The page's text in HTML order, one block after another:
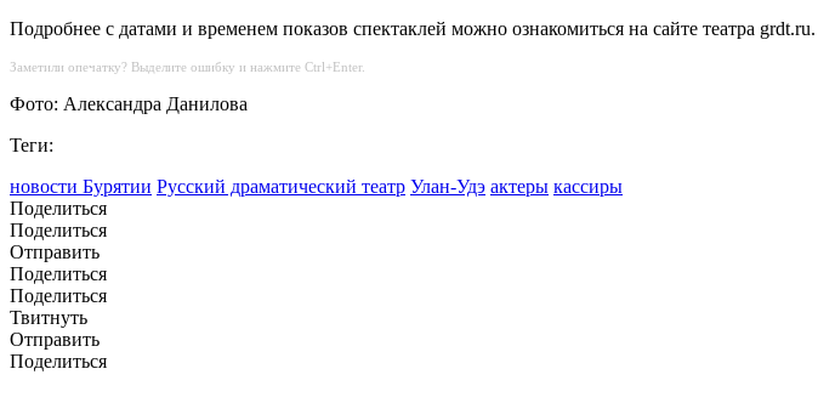
Подробнее с датами и временем показов спектаклей можно ознакомиться на сайте театра grdt.ru.
Заметили опечатку? Выделите ошибку и нажмите Ctrl+Enter.
Фото: Александра Данилова
Теги:
новости Бурятии Русский драматический театр Улан-Удэ актеры кассиры
Поделиться
Поделиться
Отправить
Поделиться
Поделиться
Твитнуть
Отправить
Поделиться